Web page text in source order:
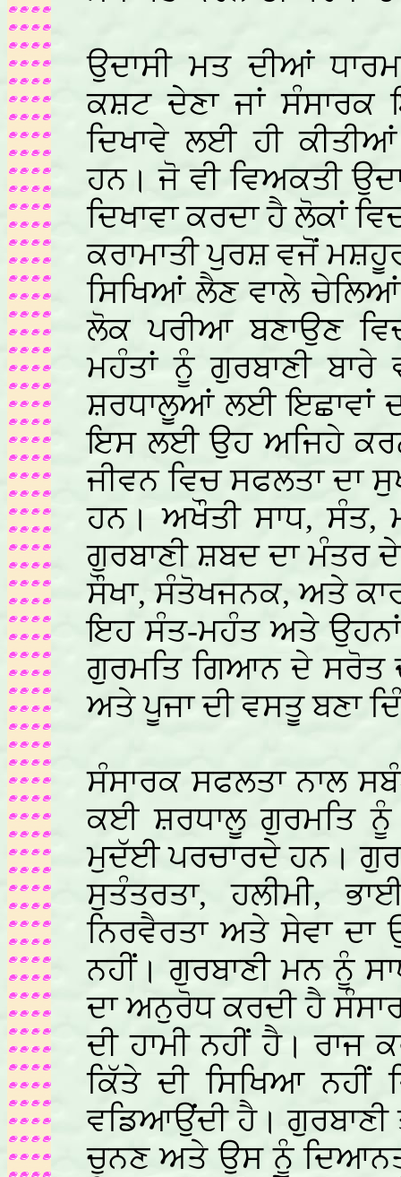
ਉਦਾਸੀ ਮਤ ਦੀਆਂ
ਕਸ਼ਟ ਦੇਣਾ ਜਾਂ ਸੰਸਾਰਕ
ਦਿਖਾਵੇ ਲਈ ਹੀ
ਹਨ। ਜੋ ਵੀ ਵਿਅਕਤੀ
ਦਿਖਾਵਾ ਕਰਦਾ ਹੈ ਲੋਕਾਂ
ਕਰਾਮਾਤੀ ਪੁਰਸ਼ ਵਜੋਂ
ਸਿਖਿਆਂ ਲੈਣ ਵਾਲੇ
ਲੋਕ ਪਰੀਆ ਬਣਾਉਣ
ਮਹੰਤਾਂ ਨੂੰ ਗੁਰਬਾਣੀ ਬਾਰੇ
ਸ਼ਰਧਾਲੂਆਂ ਲਈ ਇਛਾਵਾਂ
ਇਸ ਲਈ ਉਹ ਅਜਿਹੇ
ਜੀਵਨ ਵਿਚ ਸਫਲਤਾ ਦਾ
ਹਨ। ਅਖੌਤੀ ਸਾਧ,
ਗੁਰਬਾਣੀ ਸ਼ਬਦ ਦਾ ਮੰਤਰ
ਸੌਖਾ, ਸੰਤੋਖਜਨਕ, ਅਤੇ
ਇਹ ਸੰਤ-ਮਹੰਤ ਅਤੇ
ਗੁਰਮਤਿ ਗਿਆਨ ਦੇ ਸਰੋਤ
ਅਤੇ ਪੂਜਾ ਦੀ ਵਸਤੂ ਬਣਾ
ਸੰਸਾਰਕ ਸਫਲਤਾ ਨਾਲ
ਕਈ ਸ਼ਰਧਾਲੂ ਗੁਰਮਤਿ ਨੂੰ
ਮੁਦੱਈ ਪਰਚਾਰਦੇ ਹਨ।
ਸੁਤੰਤਰਤਾ, ਹਲੀਮੀ,
ਨਿਰਵੈਰਤਾ ਅਤੇ ਸੇਵਾ ਦਾ
ਨਹੀਂ। ਗੁਰਬਾਣੀ ਮਨ ਨੂੰ
ਦਾ ਅਨੁਰੋਧ ਕਰਦੀ ਹੈ
ਦੀ ਹਾਮੀ ਨਹੀਂ ਹੈ। ਰਾਜ
ਕਿੱਤੇ ਦੀ ਸਿਖਿਆ ਨਹੀਂ
ਵਡਿਆਉਂਦੀ ਹੈ।
ਚੁਨਣ ਅਤੇ ਉਸ ਨੂੰ